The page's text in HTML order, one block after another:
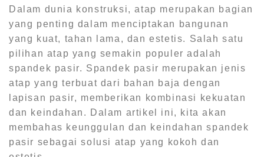
Dalam dunia konstruksi, atap merupakan bagian
yang penting dalam menciptakan bangunan
yang kuat, tahan lama, dan estetis. Salah satu
pilihan atap yang semakin populer adalah
spandek pasir. Spandek pasir merupakan jenis
atap yang terbuat dari bahan baja dengan
lapisan pasir, memberikan kombinasi kekuatan
dan keindahan. Dalam artikel ini, kita akan
membahas keunggulan dan keindahan spandek
pasir sebagai solusi atap yang kokoh dan